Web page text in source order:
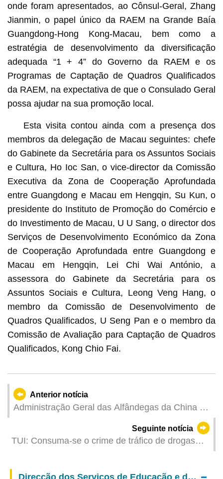
onde foram apresentados, ao Cônsul-Geral, Zhang
Jianmin, o papel único da RAEM na Grande Baía
Guangdong-Hong Kong-Macau, bem como a
estratégia de desenvolvimento da diversificação
adequada “1 + 4” do Governo da RAEM e os
Programas de Captação de Quadros Qualificados
da RAEM, na expectativa de que o Consulado Geral
possa ajudar na sua promoção local.
Esta visita contou ainda com a presença dos
membros da delegação de Macau seguintes: chefe
do Gabinete da Secretária para os Assuntos Sociais
e Cultura, Ho Ioc San, o vice-director da Comissão
Executiva da Zona de Cooperação Aprofundada
entre Guangdong e Macau em Hengqin, Su Kun, o
presidente do Instituto de Promoção do Comércio e
do Investimento de Macau, U U Sang, o director dos
Serviços de Desenvolvimento Económico da Zona
de Cooperação Aprofundada entre Guangdong e
Macau em Hengqin, Lei Chi Wai António, a
assessora do Gabinete da Secretária para os
Assuntos Sociais e Cultura, Leong Veng Hang, o
membro da Comissão de Desenvolvimento de
Quadros Qualificados, U Seng Pan e o membro da
Comissão de Avaliação para Captação de Quadros
Qualificados, Kong Chio Fai.
Anterior notícia
Administração Geral das Alfândegas da China e
segurança alimentar e aprofundamento da
educação sobre conjuntura nacional
Seguinte notícia
TUI: Consuma-se o crime de tráfico de drogas
Direcção dos Serviços de Educação e de Desenvolvimento da Juventude